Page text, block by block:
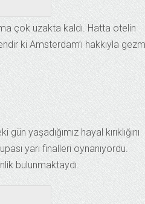
çok uzakta kaldı. Hatta otelin
ki Amsterdam’ı hakkıyla
yaşadığımız hayal kırıklığını
yarı finalleri oynanıyordu.
bulunmaktaydı.